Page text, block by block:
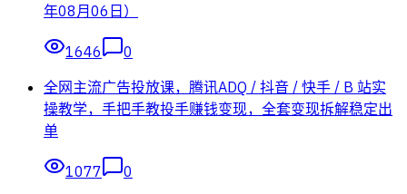
年08月06日）
1646
0
全网主流广告投放课，腾讯ADQ / 抖音 / 快手 / B 站实
操教学，手把手教投手赚钱变现，全套变现拆解稳定出
单
1077 0